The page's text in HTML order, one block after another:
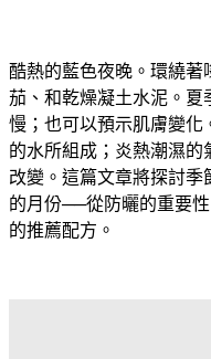
酷熱的藍色夜晚。環繞
茄、和乾燥凝土水泥。夏
慢；也可以預示肌膚變化
的水所組成；炎熱潮濕的
改變。這篇文章將探討
的月份──從防曬的重要
的推薦配方。